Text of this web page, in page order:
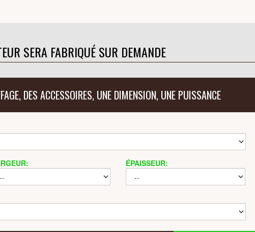
SERA FABRIQUÉ SUR DEMANDE
DES ACCESSOIRES, UNE DIMENSION, UNE PUISSANCE
ÉPAISSEUR: